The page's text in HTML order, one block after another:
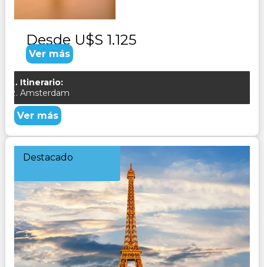
Desde U$S 1.125
Ver más
Itinerario:
Amsterdam
Ver más
Destacado